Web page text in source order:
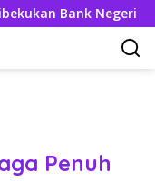
Bank Negeri
Penuh